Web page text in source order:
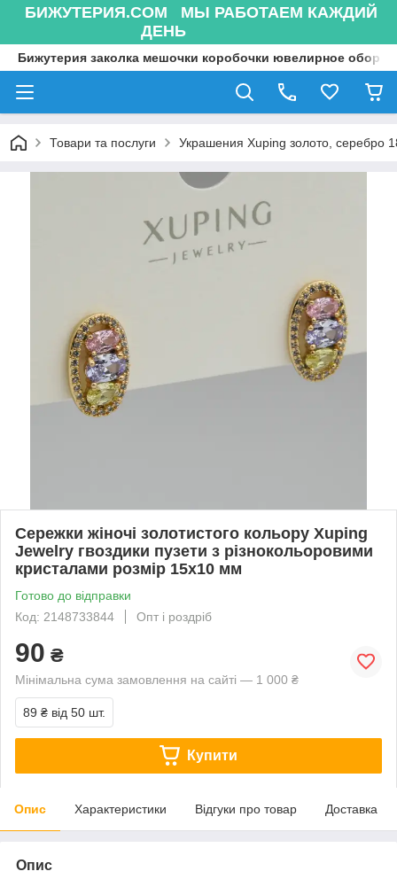
БИЖУТЕРИЯ.COM МЫ РАБОТАЕМ КАЖДИЙ
ДЕНЬ
Бижутерия заколка мешочки коробочки ювелирное
Товари та послуги Украшения Xuping золото, серебро
Сережки жіночі золотистого кольору Xuping
Jewelry гвоздики пузети з різнокольоровими
кристалами розмір 15х10 мм
Готово до відправки
Код: 2148733844
Опт і роздріб
90 ₴
Мінімальна сума замовлення на сайті — 1 000 ₴
89 ₴ від 50 шт.
Купити
Опис Характеристики Відгуки про товар Доставка
Опис